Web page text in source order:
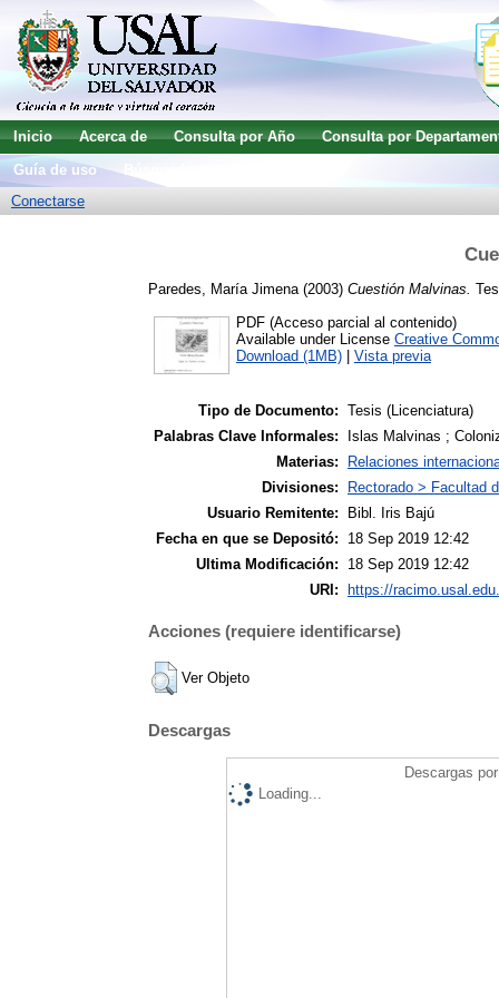
Inicio Acerca de Consulta por Año
Consulta por
Guía de uso
Conectarse
Paredes, María Jimena (2003) Cuestión Malvinas.
PDF (Acceso parcial al contenido)
Available under License Creative
Download (1MB)
Vista previa
Tipo de Documento: Tesis (Licenciatura)
Palabras Clave Informales:
Islas Malvinas ;
Materias:
Relaciones
Divisiones:
Rectorado > Facultad
Usuario Remitente:
Bibl. Iris Bajú
Fecha en que se Depositó:
18 Sep 2019 12:42
Ultima Modificación:
18 Sep 2019 12:42
URI:
https://
Acciones (requiere identificarse)
Ver Objeto
Descargas
Descargas
Loading...